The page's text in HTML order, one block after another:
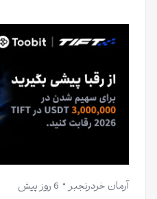
آرمان خردرنجبر 6 روز پیش